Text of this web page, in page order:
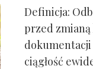
Definicja:
przed
dokumentacji
ciągłość